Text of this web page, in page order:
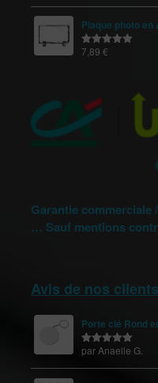
Plaque photo en
Note5.00
7,89 €
Garantie commerciale
… Sauf mentions
Avis de nos clients
Porte clé Rond
Note5sur
par Anaelle G.